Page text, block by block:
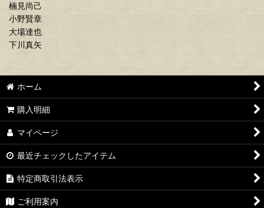
楠見尚己
小野賢章
大場達也
下川真矢
ホーム
購入明細
マイページ
最近チェックしたアイテム
特定商取引法表示
ご利用案内